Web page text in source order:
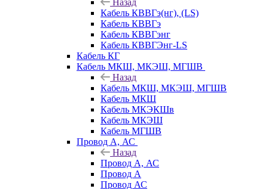
Назад
Кабель КВВГэ(нг), (LS)
Кабель КВВГэ
Кабель КВВГэнг
Кабель КВВГЭнг-LS
Кабель КГ
Кабель МКШ, МКЭШ, МГШВ
Назад
Кабель МКШ, МКЭШ, МГШВ
Кабель МКШ
Кабель МКЭКШв
Кабель МКЭШ
Кабель МГШВ
Провод А, АС
Назад
Провод А, АС
Провод А
Провод АС